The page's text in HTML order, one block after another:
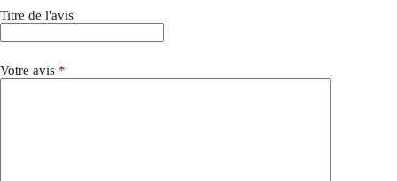
Titre de l'avis
Votre avis *